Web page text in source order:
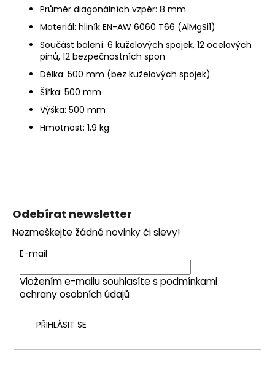
Průměr diagonálních vzpěr: 8 mm
Materiál: hliník EN-AW 6060 T66 (AlMgSi1)
Součást balení: 6 kuželových spojek, 12 ocelových
pinů, 12 bezpečnostních spon
Délka: 500 mm (bez kuželových spojek)
Šířka: 500 mm
Výška: 500 mm
Hmotnost: 1,9 kg
Z
Odebírat newsletter
Nezmeškejte žádné novinky či slevy!
E-mail
Vložením e-mailu souhlasíte s podmínkami
ochrany osobních údajů
PŘIHLÁSIT SE